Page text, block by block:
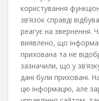
користування
зв’язок справді
реагує на звернення.
виявлено, що
прихована та не
зазначили, що у
дані були приховані.
цю інформацію, але